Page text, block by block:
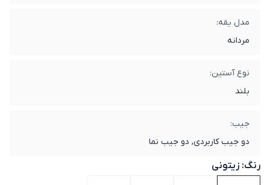
مدل یقه:
مردانه
نوع آستین:
بلند
جیب:
دو جیب کاربردی, دو جیب نما
رنگ: زیتونی